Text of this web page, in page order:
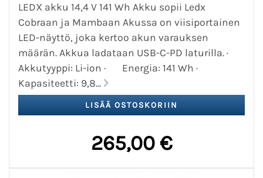
LEDX akku 14,4 V 141 Wh Akku sopii Ledx
Cobraan ja Mambaan Akussa on viisiportainen
LED-näyttö, joka kertoo akun varauksen
määrän. Akkua ladataan USB-C-PD laturilla. ·
Akkutyyppi: Li-ion · Energia: 141 Wh ·
Kapasiteetti: 9,8...
265,00 €